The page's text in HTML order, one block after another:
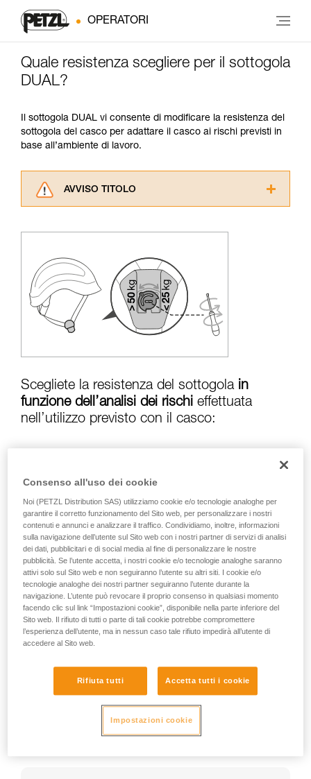
OPERATORI
Quale resistenza scegliere per il sottogola
DUAL?
Il sottogola DUAL vi consente di modificare la resistenza del
sottogola del casco per adattare il casco ai rischi previsti in
base all’ambiente di lavoro.
AVVISO TITOLO
informazioni dell’istruzione tecnica per poter
capire queste ulteriori informazioni.
La padronanza di queste tecniche richiede una
formazione ed un addestramento specifico.
Verificate con un professionista la vostra
capacità di rifare la manovra, da soli, in piena
vengono qui descritte.
Scegliete la resistenza del sottogola in
funzione dell’analisi dei rischi effettuata
nell’utilizzo previsto con il casco:
Rischio di perdita in caso di caduta:
50 kg
Rischio di strangolamento in caso di
aggancio del casco:sottogola in posizione
inferiore a25 kg
Attenzione, Il casco è consegnato in
Inoltre, la scelta della resistenza del sottogola
determina anche la certificazione
Consenso all'uso dei cookie
Noi (PETZL Distribution SAS) utilizziamo cookie e/o tecnologie analoghe per
garantire il corretto funzionamento del Sito web, per personalizzare i nostri
contenuti e annunci e analizzare il traffico. Condividiamo, inoltre, informazioni
sulla navigazione dell’utente sul Sito web con i nostri partner di servizi di analisi
dei dati, pubblicitari e di social media al fine di personalizzare le nostre
pubblicità. Se l’utente accetta, i nostri cookie e/o tecnologie analoghe saranno
attivi solo sul Sito web e non seguiranno l’utente su altri siti. I cookie e/o
tecnologie analoghe dei nostri partner seguiranno l’utente durante la
navigazione. L’utente può revocare il proprio consenso in qualsiasi momento
facendo clic sul link “Impostazioni cookie”, disponibile nella parte inferiore del
Sito web. Il rifiuto di tutti o parte di tali cookie potrebbe compromettere
l’esperienza dell’utente, ma in nessun caso tale rifiuto impedirà all’utente di
accedere al Sito web.
Rifiuta tutti Accetta tutti i cookie
Impostazioni cookie